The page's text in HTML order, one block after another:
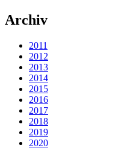
Archiv
2011
2012
2013
2014
2015
2016
2017
2018
2019
2020